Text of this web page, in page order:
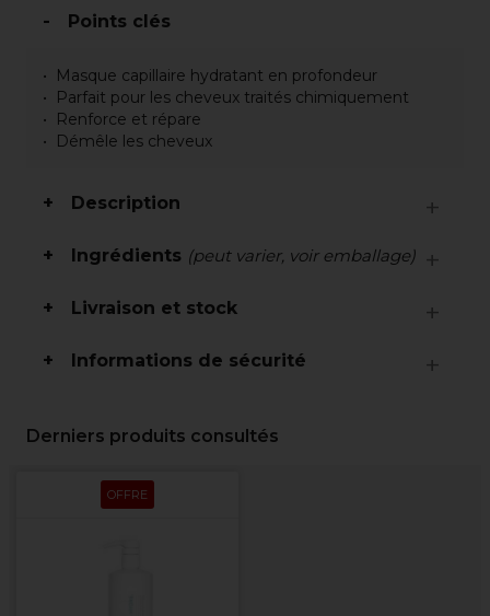
Points clés
Masque capillaire hydratant en profondeur
Parfait pour les cheveux traités chimiquement
Renforce et répare
Démêle les cheveux
Description
Ingrédients (peut varier, voir emballage)
Livraison et stock
Informations de sécurité
Derniers produits consultés
OFFRE